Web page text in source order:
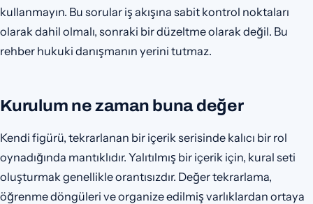
kullanmayın. Bu sorular iş akışına sabit kontrol noktaları
olarak dahil olmalı, sonraki bir düzeltme olarak değil. Bu
rehber hukuki danışmanın yerini tutmaz.
Kurulum ne zaman buna değer
Kendi figürü, tekrarlanan bir içerik serisinde kalıcı bir rol
oynadığında mantıklıdır. Yalıtılmış bir içerik için, kural seti
oluşturmak genellikle orantısızdır. Değer tekrarlama,
öğrenme döngüleri ve organize edilmiş varlıklardan ortaya